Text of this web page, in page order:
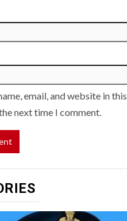
email, and website in this
next time I comment.